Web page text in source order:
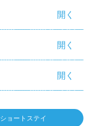
ショートステイ